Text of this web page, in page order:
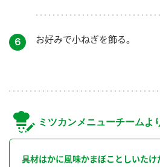
６ お好みで小ねぎを飾る。
ミツカンメニューチームよ
具材はかに風味かまぼことしいた